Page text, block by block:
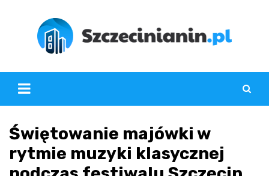
Świętowanie majówki w
rytmie muzyki klasycznej